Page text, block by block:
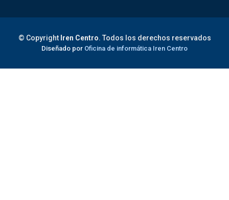
© Copyright Iren Centro. Todos los derechos reservados
Diseñado por Oficina de informática Iren Centro